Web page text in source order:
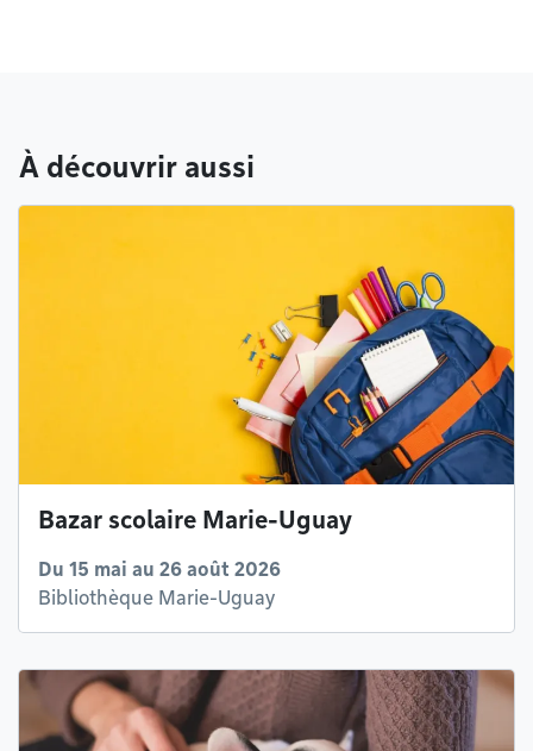
À découvrir aussi
Bazar scolaire Marie-Uguay
Du 15 mai au 26 août 2026
Bibliothèque Marie-Uguay